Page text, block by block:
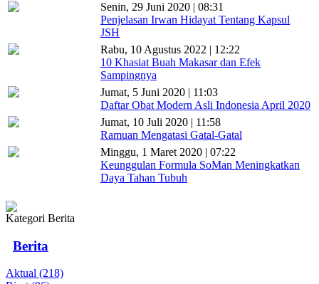
Senin, 29 Juni 2020 | 08:31
Penjelasan Irwan Hidayat Tentang Kapsul
JSH
Rabu, 10 Agustus 2022 | 12:22
10 Khasiat Buah Makasar dan Efek
Sampingnya
Jumat, 5 Juni 2020 | 11:03
Daftar Obat Modern Asli Indonesia April 2020
Jumat, 10 Juli 2020 | 11:58
Ramuan Mengatasi Gatal-Gatal
Minggu, 1 Maret 2020 | 07:22
Keunggulan Formula SoMan Meningkatkan
Daya Tahan Tubuh
Kategori Berita
Berita
Aktual (218)